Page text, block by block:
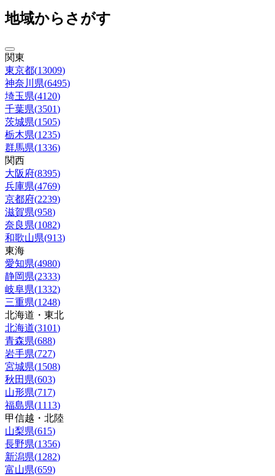
地域からさがす
関東
東京都(13009)
神奈川県(6495)
埼玉県(4120)
千葉県(3501)
茨城県(1505)
栃木県(1235)
群馬県(1336)
関西
大阪府(8395)
兵庫県(4769)
京都府(2239)
滋賀県(958)
奈良県(1082)
和歌山県(913)
東海
愛知県(4980)
静岡県(2333)
岐阜県(1332)
三重県(1248)
北海道・東北
北海道(3101)
青森県(688)
岩手県(727)
宮城県(1508)
秋田県(603)
山形県(717)
福島県(1113)
甲信越・北陸
山梨県(615)
長野県(1356)
新潟県(1282)
富山県(659)